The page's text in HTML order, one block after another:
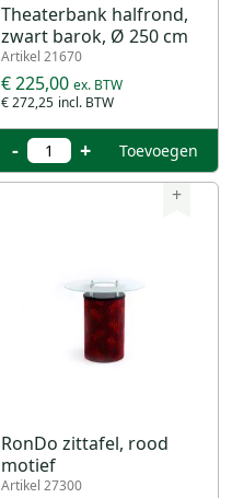
Theaterbank halfrond,
zwart barok, Ø 250 cm
Artikel 21670
€ 272,25
€ 225,00
- + Toevoegen
+
RonDo zittafel, rood
motief
Artikel 27300